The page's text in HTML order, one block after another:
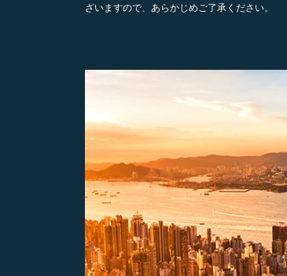
ざいますので、あらかじめご了承ください。